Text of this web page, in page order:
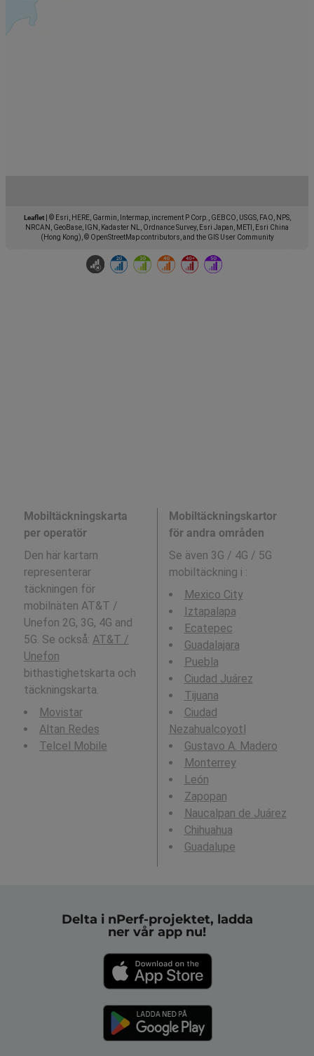
Leaflet
© Esri, HERE, Garmin, Intermap, increment P Corp., GEBCO, USGS, FAO, NPS,
NRCAN, GeoBase, IGN, Kadaster NL, Ordnance Survey, Esri Japan, METI, Esri China
(Hong Kong), © OpenStreetMap contributors, and the GIS User Community
Mobiltäckningskarta
per operatör
Den här kartarn
representerar
täckningen för
mobilnäten AT&T /
Unefon 2G, 3G, 4G and
5G. Se också: AT&T /
Unefon
bithastighetskarta och
täckningskarta.
Movistar
Altan Redes
Telcel Mobile
Mobiltäckningskartor
för andra områden
Se även 3G / 4G / 5G
mobiltäckning i :
Mexico City
Iztapalapa
Ecatepec
Guadalajara
Puebla
Ciudad Juárez
Tijuana
Ciudad
Nezahualcoyotl
Gustavo A. Madero
Monterrey
León
Zapopan
Naucalpan de Juárez
Chihuahua
Guadalupe
Delta i nPerf-projektet, ladda
ner vår app nu!